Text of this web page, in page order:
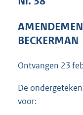
BECKERMAN
Ontvangen 23
De
voor: